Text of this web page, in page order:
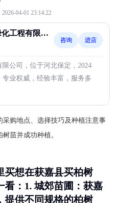
2026-04-01 23:14:22
工程有限公
咨询 进店
公司，位于河北保定，2024
业权威，经验丰富，服务多
采购地点、选择技巧及种植注意事
苗并成功种植。
买想在获嘉县买柏树
看：1.城郊苗圃 ：获嘉
提供不同规格的柏树